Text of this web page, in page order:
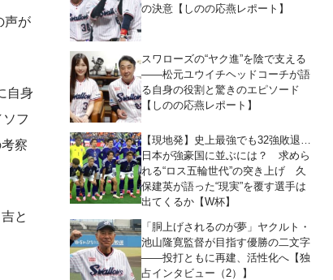
声が
自身
フ
察
と
の決意【しのの応燕レポート】
スワローズの“ヤク進”を陰で支える
――松元ユウイチヘッドコーチが語
る自身の役割と驚きのエピソード
【しのの応燕レポート】
【現地発】史上最強でも32強敗退…
日本が強豪国に並ぶには？ 求めら
れる“ロス五輪世代”の突き上げ 久
保建英が語った“現実”を覆す選手は
出てくるか【W杯】
「胴上げされるのが夢」ヤクルト・
池山隆寛監督が目指す優勝の二文字
――投打ともに再建、活性化へ【独
占インタビュー（2）】